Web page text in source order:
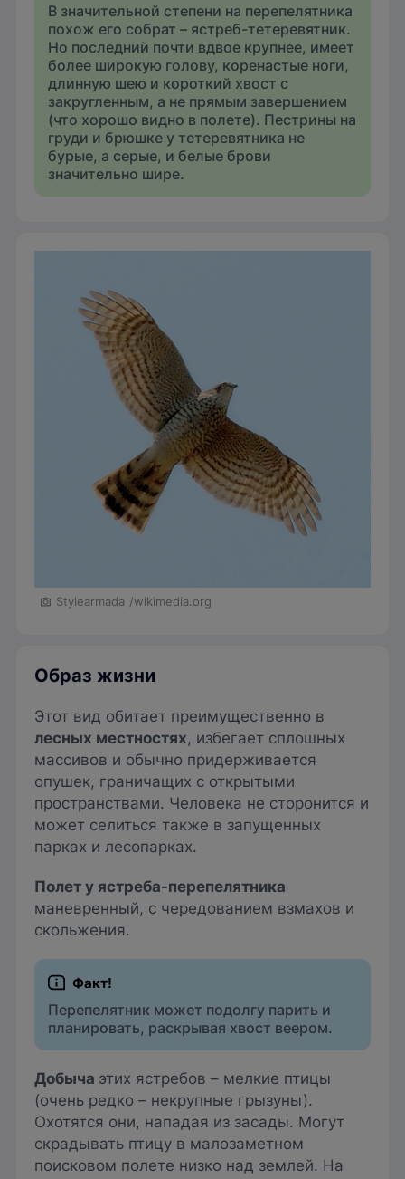
В значительной степени на перепелятника
похож его собрат – ястреб-тетеревятник.
Но последний почти вдвое крупнее, имеет
более широкую голову, коренастые ноги,
длинную шею и короткий хвост с
закругленным, а не прямым завершением
(что хорошо видно в полете). Пестрины на
груди и брюшке у тетеревятника не
бурые, а серые, и белые брови
значительно шире.
Stylearmada /wikimedia.org
Образ жизни
Этот вид обитает преимущественно в
лесных местностях, избегает сплошных
массивов и обычно придерживается
опушек, граничащих с открытыми
пространствами. Человека не сторонится и
может селиться также в запущенных
парках и лесопарках.
Полет у ястреба-перепелятника
маневренный, с чередованием взмахов и
скольжения.
Перепелятник может подолгу парить и
планировать, раскрывая хвост веером.
Добыча этих ястребов – мелкие птицы
(очень редко – некрупные грызуны).
Охотятся они, нападая из засады. Могут
скрадывать птицу в малозаметном
поисковом полете низко над землей. На